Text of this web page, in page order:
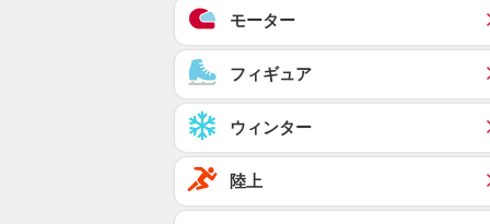
モーター
フィギュア
ウィンター
陸上